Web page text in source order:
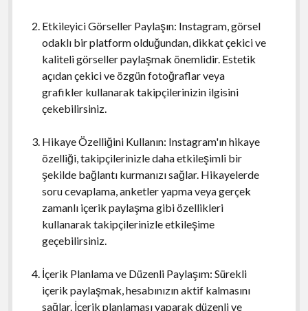
Etkileyici Görseller Paylaşın: Instagram, görsel
odaklı bir platform olduğundan, dikkat çekici ve
kaliteli görseller paylaşmak önemlidir. Estetik
açıdan çekici ve özgün fotoğraflar veya
grafikler kullanarak takipçilerinizin ilgisini
çekebilirsiniz.
Hikaye Özelliğini Kullanın: Instagram'ın hikaye
özelliği, takipçilerinizle daha etkileşimli bir
şekilde bağlantı kurmanızı sağlar. Hikayelerde
soru cevaplama, anketler yapma veya gerçek
zamanlı içerik paylaşma gibi özellikleri
kullanarak takipçilerinizle etkileşime
geçebilirsiniz.
İçerik Planlama ve Düzenli Paylaşım: Sürekli
içerik paylaşmak, hesabınızın aktif kalmasını
sağlar. İçerik planlaması yaparak düzenli ve